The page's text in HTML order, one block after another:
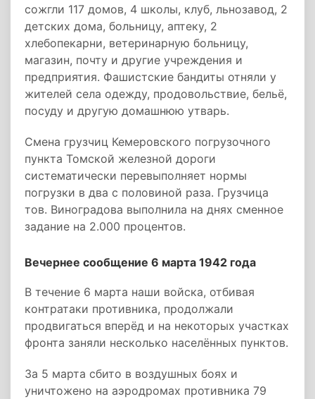
сожгли 117 домов, 4 школы, клуб, льнозавод, 2
детских дома, больницу, аптеку, 2
хлебопекарни, ветеринарную больницу,
магазин, почту и другие учреждения и
предприятия. Фашистские бандиты отняли у
жителей села одежду, продовольствие, бельё,
посуду и другую домашнюю утварь.
Смена грузчиц Кемеровского погрузочного
пункта Томской железной дороги
систематически перевыполняет нормы
погрузки в два с половиной раза. Грузчица
тов. Виноградова выполнила на днях сменное
задание на 2.000 процентов.
Вечернее сообщение 6 марта 1942 года
В течение 6 марта наши войска, отбивая
контратаки противника, продолжали
продвигаться вперёд и на некоторых участках
фронта заняли несколько населённых пунктов.
За 5 марта сбито в воздушных боях и
уничтожено на аэродромах противника 79